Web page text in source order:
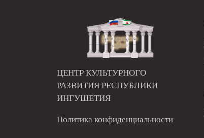
ЦЕНТР КУЛЬТУРНОГО
РАЗВИТИЯ РЕСПУБЛИКИ
ИНГУШЕТИЯ
Политика конфиденциальности